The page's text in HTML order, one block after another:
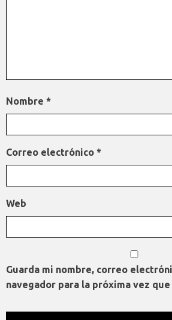
Nombre *
Correo electrónico *
Web
Guarda mi nombre, correo
navegador para la próxima vez